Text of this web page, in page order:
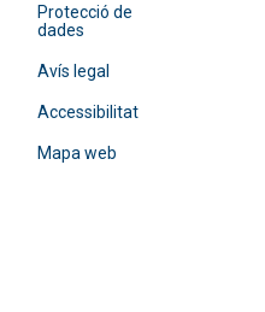
Protecció de
dades
Avís legal
Accessibilitat
Mapa web